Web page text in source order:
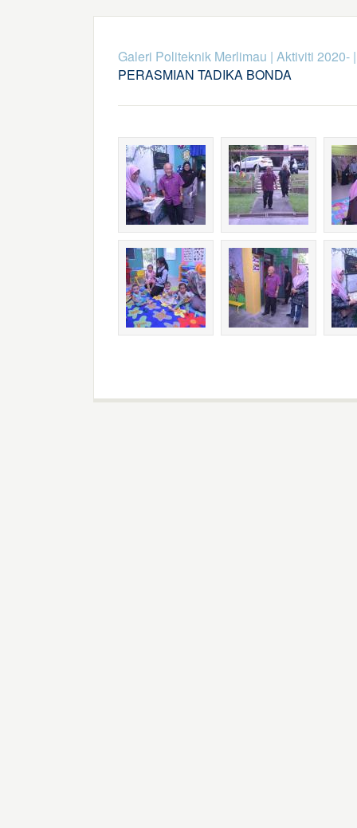
Galeri Politeknik Merlimau | Aktiviti 2020-
PERASMIAN TADIKA BONDA